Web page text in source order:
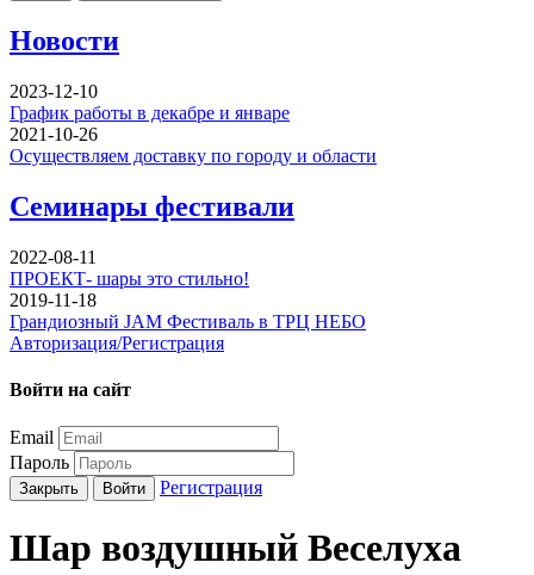
Новости
2023-12-10
График работы в декабре и январе
2021-10-26
Осуществляем доставку по городу и области
Семинары фестивали
2022-08-11
ПРОЕКТ- шары это стильно!
2019-11-18
Грандиозный JAM Фестиваль в ТРЦ НЕБО
Авторизация/Регистрация
Войти на сайт
Email
Пароль
Закрыть Войти Регистрация
Шар воздушный Веселуха